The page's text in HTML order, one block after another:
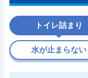
トイレ詰まり
水が止まらない